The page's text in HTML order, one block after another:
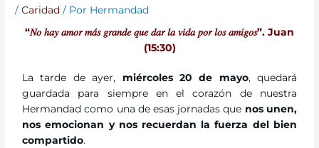
/Caridad / Por Hermandad
“𝑁𝑜 ℎ𝑎𝑦 𝑎𝑚𝑜𝑟 𝑚𝑎́𝑠 𝑔𝑟𝑎𝑛𝑑𝑒 𝑞𝑢𝑒 𝑑𝑎𝑟 𝑙𝑎 𝑣𝑖𝑑𝑎 𝑝𝑜𝑟 𝑙𝑜𝑠 𝑎𝑚𝑖𝑔𝑜𝑠”. Juan
(15:30)
La tarde de ayer, miércoles 20 de mayo, quedará
guardada para siempre en el corazón de nuestra
Hermandad como una de esas jornadas que nos unen,
nos emocionan y nos recuerdan la fuerza del bien
compartido.